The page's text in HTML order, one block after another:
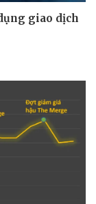
giao dịch